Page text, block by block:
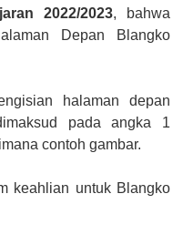
2022/2023, bahwa
Depan Blangko
halaman depan
pada angka 1
contoh gambar.
keahlian untuk Blangko